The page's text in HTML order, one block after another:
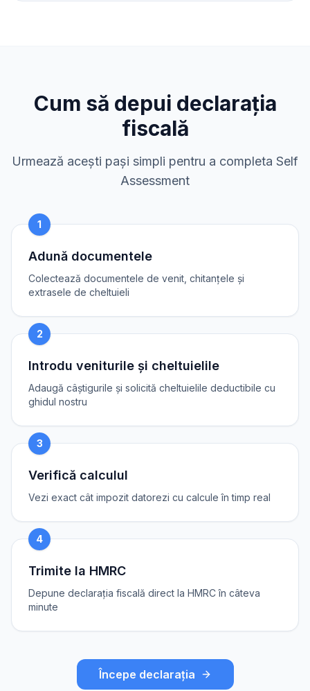
Cum să depui declarația
fiscală
Urmează acești pași simpli pentru a completa Self
Assessment
1
Adună documentele
Colectează documentele de venit, chitanțele și
extrasele de cheltuieli
2
Introdu veniturile și cheltuielile
Adaugă câștigurile și solicită cheltuielile deductibile cu
ghidul nostru
3
Verifică calculul
Vezi exact cât impozit datorezi cu calcule în timp real
4
Trimite la HMRC
Depune declarația fiscală direct la HMRC în câteva
minute
Începe declarația